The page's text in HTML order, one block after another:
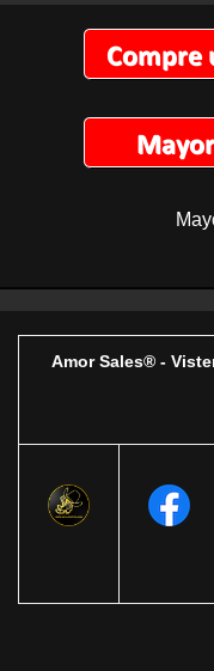
Amor Sales® -